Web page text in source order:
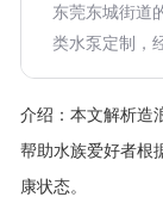
东莞东城街道
类水泵定制，
介绍： 本文解析造
帮助水族爱好者根
康状态。